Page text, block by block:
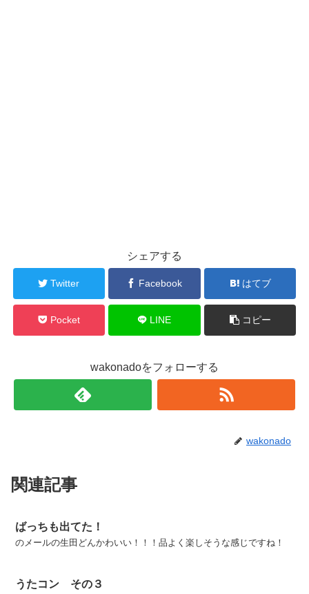
シェアする
Twitter Facebook はてブ
Pocket LINE コピー
wakonadoをフォローする
wakonado
関連記事
ばっちも出てた！
のメールの生田どんかわいい！！！品よく楽しそうな感じですね！
うたコン その３